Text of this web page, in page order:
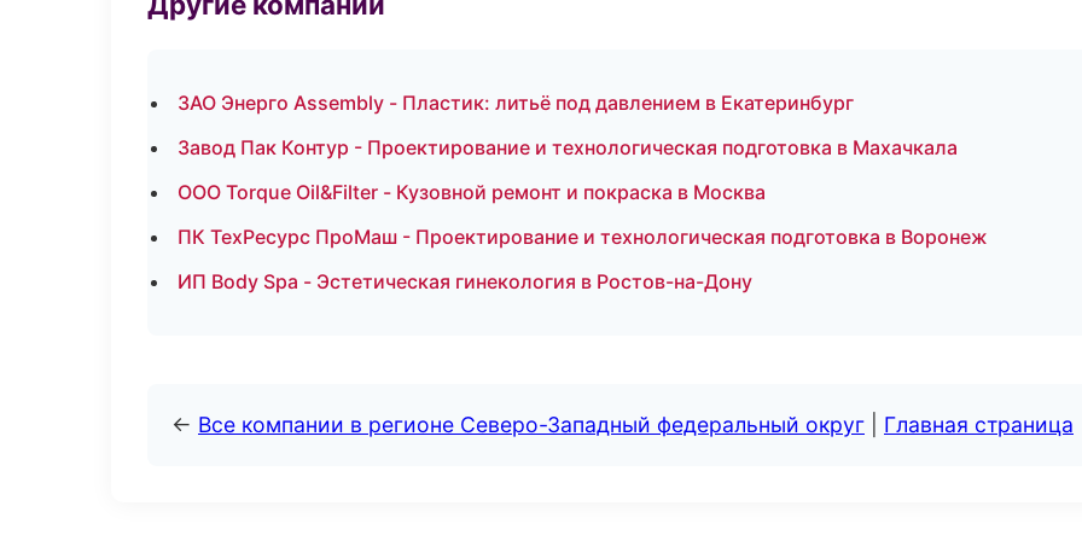
ЗАО Энерго Assembly - Пластик: литьё под давлением в Екатеринбург
Завод Пак Контур - Проектирование и технологическая подготовка в Махачкала
ООО Torque Oil&Filter - Кузовной ремонт и покраска в Москва
ПК ТехРесурс ПроМаш - Проектирование и технологическая подготовка в Воронеж
ИП Body Spa - Эстетическая гинекология в Ростов-на-Дону
← Все компании в регионе Северо-Западный федеральный округ Главная страница